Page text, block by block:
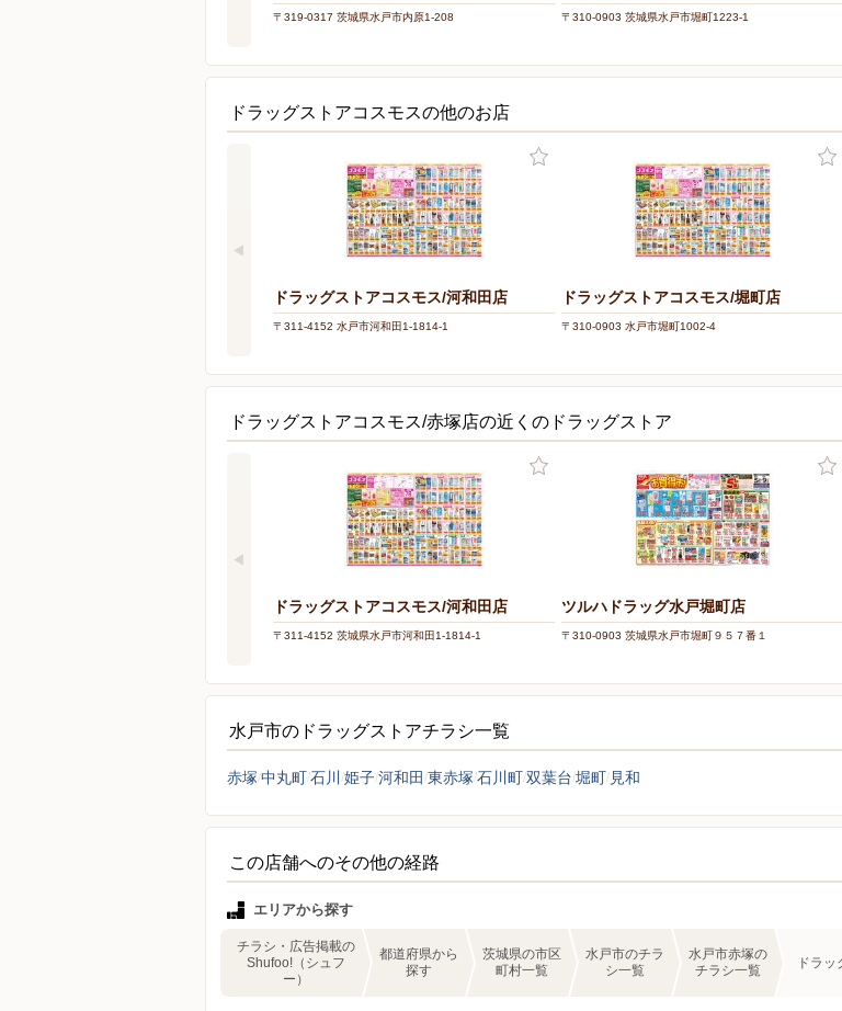
〒319-0317 茨城県水戸市内原1-208 〒310-0903 茨城県水戸市堀町1223-1
ドラッグストアコスモスの他のお店
ドラッグストアコスモス/河和田店
〒311-4152 水戸市河和田1-1814-1
ドラッグストアコスモス/堀町店
〒310-0903 水戸市堀町1002-4
ドラッグストアコスモス/赤塚店の近くのドラッグストア
ドラッグストアコスモス/河和田店
〒311-4152 茨城県水戸市河和田1-1814-1
ツルハドラッグ水戸堀町店
〒310-0903 茨城県水戸市堀町９５７番１
水戸市のドラッグストアチラシ一覧
赤塚 中丸町石川 姫子河和田 東赤塚 石川町双葉台 堀町 見和
この店舗へのその他の経路
エリアから探す
チラシ・広告掲載の
Shufoo!（シュフ
ー）
都道府県から
探す
茨城県の市区
町村一覧
水戸市のチラ
シ一覧
水戸市赤塚の
チラシ一覧
ドラ